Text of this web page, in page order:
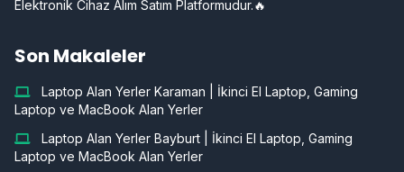
Elektronik Cihaz Alım Satım Platformudur.🔥
Son Makaleler
Laptop Alan Yerler Karaman | İkinci El Laptop, Gaming
Laptop ve MacBook Alan Yerler
Laptop Alan Yerler Bayburt | İkinci El Laptop, Gaming
Laptop ve MacBook Alan Yerler